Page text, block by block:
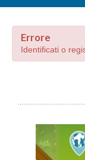
Errore
Identificati o